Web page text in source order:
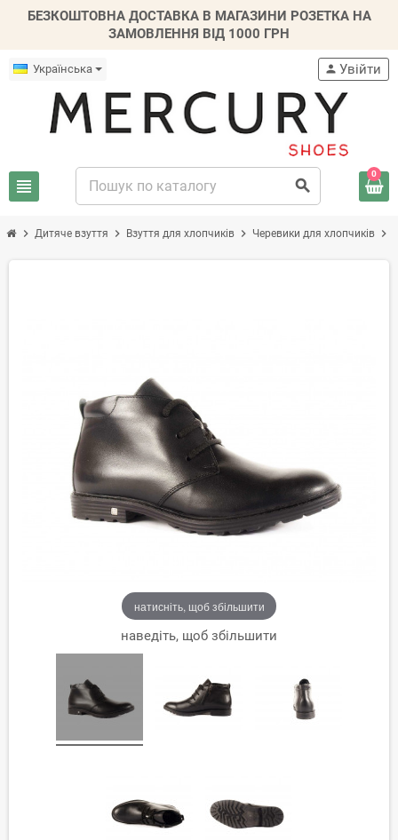
БЕЗКОШТОВНА ДОСТАВКА В МАГАЗИНИ РОЗЕТКА НА
ЗАМОВЛЕННЯ ВІД 1000 ГРН
Українська
view_headline search
person Увійти
0
chevron_right Дитяче взуття chevron_right Взуття для хлопчиків chevron_right Черевики для хлопчиків chevron_right
натисніть, щоб збільшити
наведіть, щоб збільшити